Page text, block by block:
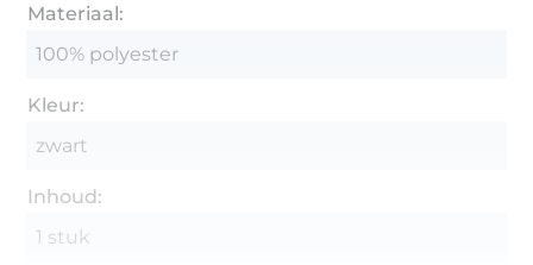
Materiaal:
100% polyester
Kleur:
zwart
Inhoud:
1 stuk